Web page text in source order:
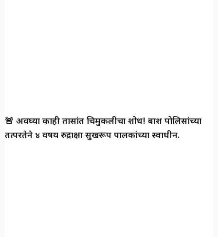
🚨 अवघ्या काही तासांत चिमुकलीचा शोध! बार्शी पोलिसांच्या
तत्परतेने ४ वर्षीय रुद्राक्षा सुखरूप पालकांच्या स्वाधीन.